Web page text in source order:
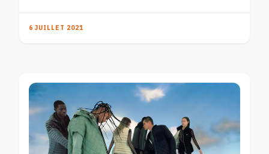
6 JUILLET 2021